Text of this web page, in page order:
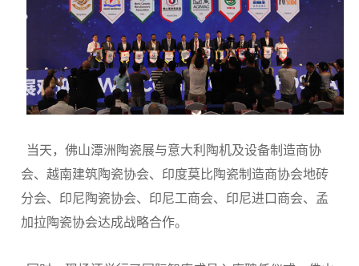
当天，佛山潭洲陶瓷展与意大利陶机及设备制造商协
会、越南建筑陶瓷协会、印度莫比陶瓷制造商协会地砖
分会、印尼陶瓷协会、印尼工商会、印尼进口商会、孟
加拉陶瓷协会达成战略合作。